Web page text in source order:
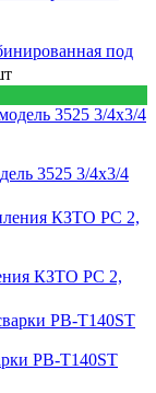
под
3525 3/4x3/4
КЗТО РС 2,
PB-T140ST